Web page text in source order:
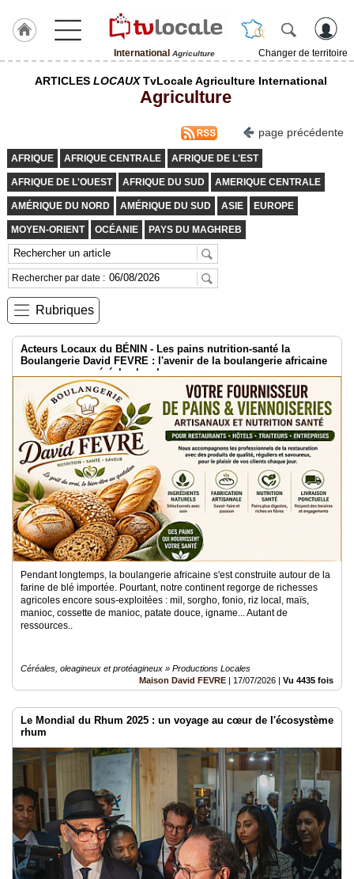
International Agriculture
Changer de territoire
J'adhère
TvLocale
France
Accueil
RUBRIQUES
Gazette
Vidéos
groupe
Blogs
Prémium
Inscription
annuaire
pro
Accès
éditeur
ARTICLES LOCAUXTvLocale Agriculture International
Agriculture
page précédente
AFRIQUE AFRIQUE CENTRALE AFRIQUE DE L'EST
AFRIQUE DE L'OUEST AFRIQUE DU SUD AMERIQUE CENTRALE
AMÉRIQUE DU NORD AMÉRIQUE DU SUD ASIE EUROPE
MOYEN-ORIENT OCÉANIE PAYS DU MAGHREB
Rechercher par date :
Rubriques
Acteurs Locaux du BÉNIN - Les pains nutrition-santé la
Boulangerie David FEVRE : l'avenir de la boulangerie africaine
passe par nos céréales locales
Pendant longtemps, la boulangerie africaine s'est construite autour de la
farine de blé importée. Pourtant, notre continent regorge de richesses
agricoles encore sous-exploitées : mil, sorgho, fonio, riz local, maïs,
manioc, cossette de manioc, patate douce, igname... Autant de
ressources..
Céréales, oleagineux et protéagineux » Productions Locales
Maison David FEVRE | 17/07/2026 | Vu 4435 fois
Le Mondial du Rhum 2025 : un voyage au cœur de l'écosystème
rhum